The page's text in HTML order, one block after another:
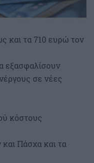
και τα 710 ευρώ τον
εξασφαλίσουν
σε νέες
κόστους
Πάσχα και τα